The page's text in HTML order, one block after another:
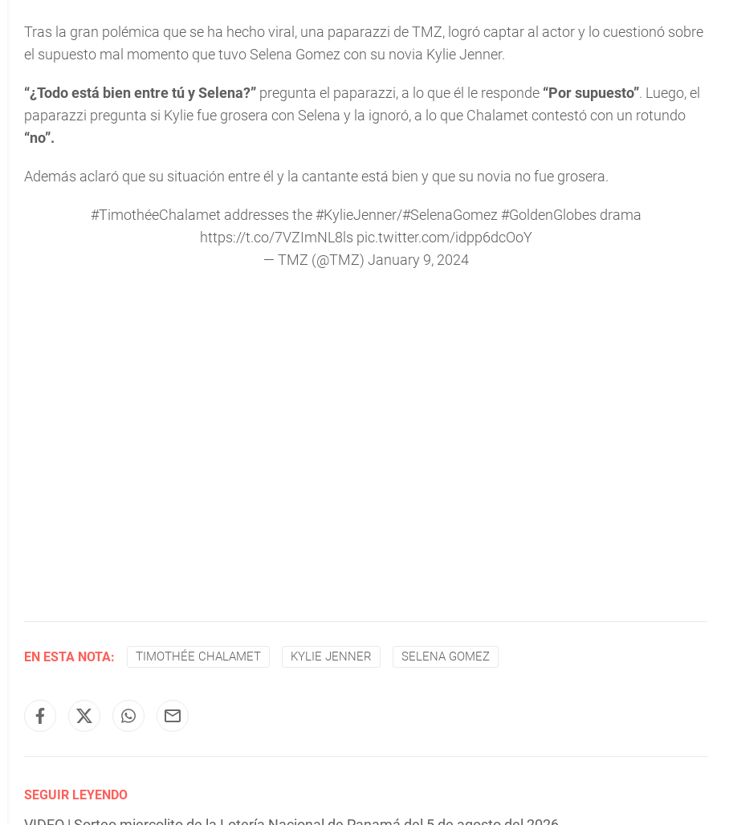
Tras la gran polémica que se ha hecho viral, una paparazzi de TMZ, logró captar al actor y lo cuestionó sobre
el supuesto mal momento que tuvo Selena Gomez con su novia Kylie Jenner.
“¿Todo está bien entre tú y Selena?” pregunta el paparazzi, a lo que él le responde “Por supuesto”. Luego, el
paparazzi pregunta si Kylie fue grosera con Selena y la ignoró, a lo que Chalamet contestó con un rotundo
“no”.
Además aclaró que su situación entre él y la cantante está bien y que su novia no fue grosera.
#TimothéeChalamet addresses the#KylieJenner/#SelenaGomez #GoldenGlobes drama
https://t.co/7VZImNL8ls pic.twitter.com/idpp6dcOoY
— TMZ (@TMZ) January 9, 2024
EN ESTA NOTA: TIMOTHÉE CHALAMET KYLIE JENNER SELENA GOMEZ
SEGUIR LEYENDO